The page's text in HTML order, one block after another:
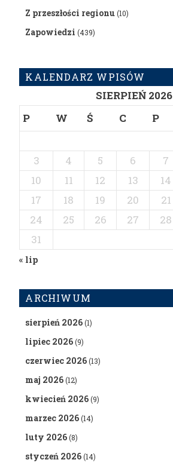
Z przeszłości regionu(10)
Zapowiedzi (439)
KALENDARZ WPISÓW
SIERPIEŃ 2026
P
W Ś C P
3
4 5 6 7
10
11 12 13 14
17
18 19 20 21
24
25 26 27 28
31
« lip
ARCHIWUM
sierpień 2026(1)
lipiec 2026(9)
czerwiec 2026(13)
maj 2026(12)
kwiecień 2026(9)
marzec 2026(14)
luty 2026(8)
styczeń 2026(14)